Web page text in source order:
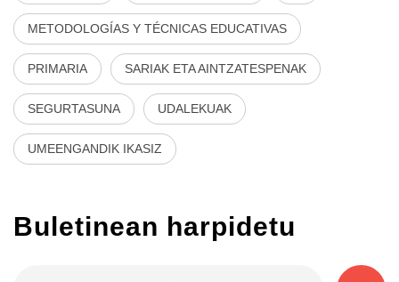
METODOLOGÍAS Y TÉCNICAS EDUCATIVAS
PRIMARIA SARIAK ETA AINTZATESPENAK
SEGURTASUNA UDALEKUAK
UMEENGANDIK IKASIZ
Buletinean harpidetu